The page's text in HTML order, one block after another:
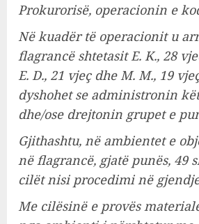
Prokurorisë, operacionin e
Në kuadër të operacionit u
flagrancë shtetasit E. K., 28
E. D., 21 vjeç dhe M. M., 19
dyshohet se administronin
dhe/ose drejtonin grupet e
Gjithashtu, në ambientet e
në flagrancë, gjatë punës, 49
cilët nisi procedimi në
Me cilësinë e provës